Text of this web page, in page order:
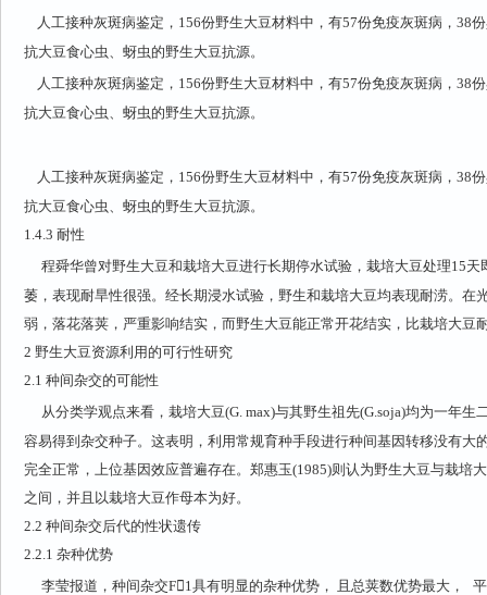
人工接种灰斑病鉴定，156份野生大豆材料中，有57份免疫灰斑病，38
抗大豆食心虫、蚜虫的野生大豆抗源。
人工接种灰斑病鉴定，156份野生大豆材料中，有57份免疫灰斑病，38
抗大豆食心虫、蚜虫的野生大豆抗源。
人工接种灰斑病鉴定，156份野生大豆材料中，有57份免疫灰斑病，38
抗大豆食心虫、蚜虫的野生大豆抗源。
1.4.3 耐性
程舜华曾对野生大豆和栽培大豆进行长期停水试验，栽培大豆处理15
萎，表现耐旱性很强。经长期浸水试验，野生和栽培大豆均表现耐涝。在
弱，落花落荚，严重影响结实，而野生大豆能正常开花结实，比栽培大豆
2 野生大豆资源利用的可行性研究
2.1 种间杂交的可能性
从分类学观点来看，栽培大豆(G. max)与其野生祖先(G.soja)均为一年
容易得到杂交种子。这表明，利用常规育种手段进行种间基因转移没有大
完全正常，上位基因效应普遍存在。郑惠玉(1985)则认为野生大豆与栽培
之间，并且以栽培大豆作母本为好。
2.2 种间杂交后代的性状遗传
2.2.1 杂种优势
李莹报道，种间杂交F1具有明显的杂种优势， 且总荚数优势最大，